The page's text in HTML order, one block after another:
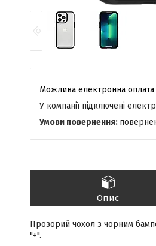
У компанії підключені
Опис
Прозорий чохол з чорним
"+".